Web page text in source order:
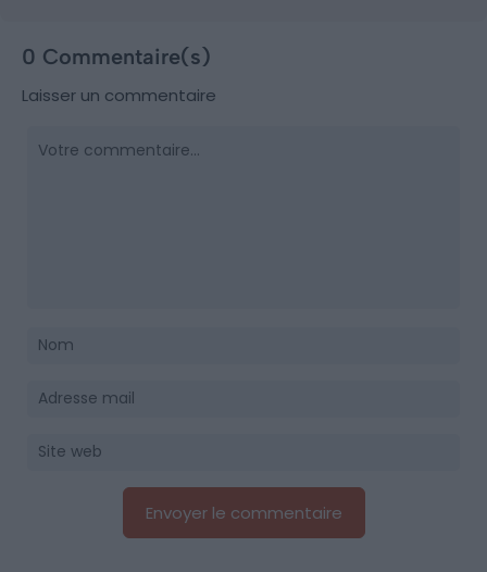
0 Commentaire(s)
Laisser un commentaire